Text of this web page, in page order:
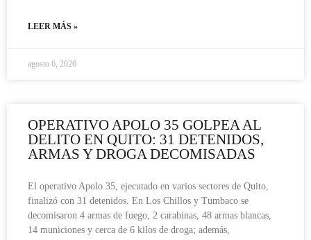
LEER MÁS »
agosto 6, 2026
OPERATIVO APOLO 35 GOLPEA AL
DELITO EN QUITO: 31 DETENIDOS,
ARMAS Y DROGA DECOMISADAS
El operativo Apolo 35, ejecutado en varios sectores de Quito,
finalizó con 31 detenidos. En Los Chillos y Tumbaco se
decomisaron 4 armas de fuego, 2 carabinas, 48 armas blancas,
14 municiones y cerca de 6 kilos de droga; además,